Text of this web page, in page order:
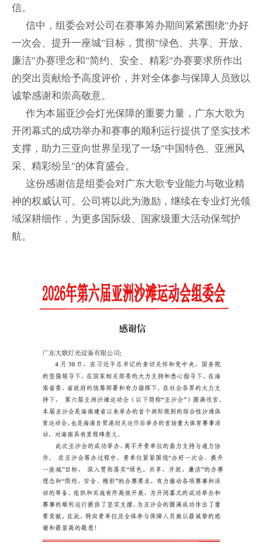
信。
信中，组委会对公司在赛事筹办期间紧紧围绕"办好
一次会、提升一座城"目标，贯彻"绿色、共享、开放、
廉洁"办赛理念和"简约、安全、精彩"办赛要求所作出
的突出贡献给予高度评价，并对全体参与保障人员致以
诚挚感谢和崇高敬意。
作为本届亚沙会灯光保障的重要力量，广东大歌为
开闭幕式的成功举办和赛事的顺利运行提供了坚实技术
支撑，助力三亚向世界呈现了一场"中国特色、亚洲风
采、精彩纷呈"的体育盛会。
这份感谢信是组委会对广东大歌专业能力与敬业精
神的权威认可。公司将以此为激励，继续在专业灯光领
域深耕细作，为更多国际级、国家级重大活动保驾护
航。